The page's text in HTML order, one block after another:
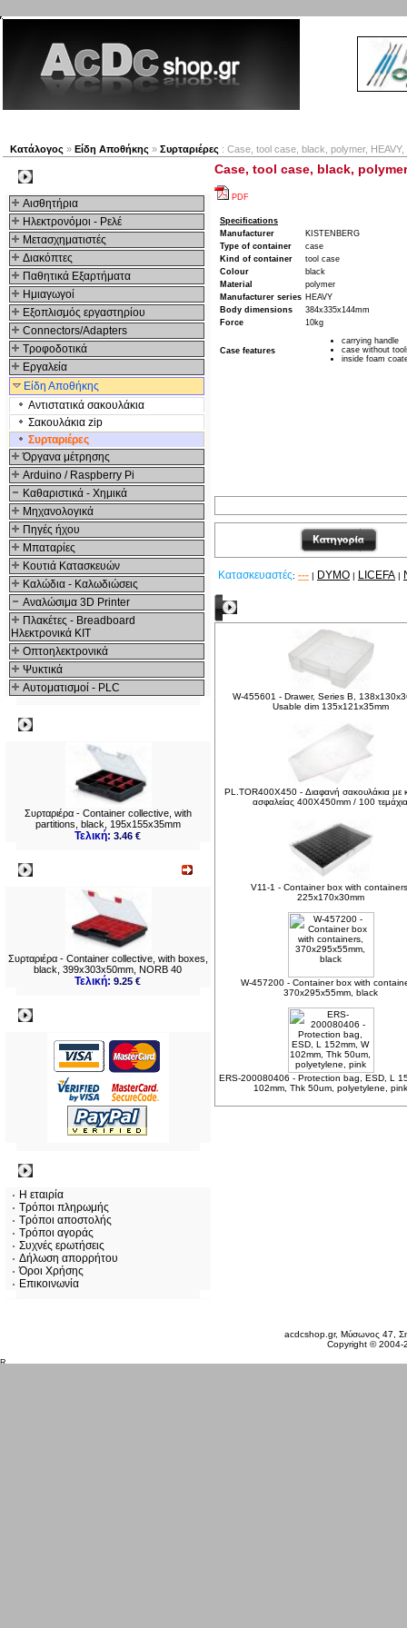
Κατάλογος » Είδη Αποθήκης » Συρταριέρες : Case, tool case, black, polymer,
Αισθητήρια
Ηλεκτρονόμοι - Ρελέ
Μετασχηματιστές
Διακόπτες
Παθητικά Εξαρτήματα
Hμιαγωγοί
Εξοπλισμός εργαστηρίου
Connectors/Adapters
Τροφοδοτικά
Εργαλεία
Είδη Αποθήκης
Αντιστατικά σακουλάκια
Σακουλάκια zip
Συρταριέρες
Όργανα μέτρησης
Arduino / Raspberry Pi
Καθαριστικά - Χημικά
Μηχανολογικά
Πηγές ήχου
Μπαταρίες
Κουτιά Κατασκευών
Καλώδια - Καλωδιώσεις
Αναλώσιμα 3D Printer
Πλακέτες - Breadboard
Ηλεκτρονικά ΚΙΤ
Οπτοηλεκτρονικά
Ψυκτικά
Αυτοματισμοί - PLC
Συρταριέρα - Container collective, with
partitions, black, 195x155x35mm
Τελική:3.46 €
Συρταριέρα - Container collective, with boxes,
black, 399x303x50mm, NORB 40
Τελική:9.25 €
Η εταιρία
Τρόποι πληρωμής
Τρόποι αποστολής
Τρόποι αγοράς
Συχνές ερωτήσεις
Δήλωση απορρήτου
Όροι Χρήσης
Επικοινωνία
Case, tool case, black,
PDF
Specifications
Manufacturer
KISTENBERG
Type of container
case
Kind of container
tool case
Colour
black
Material
polymer
Manufacturer series HEAVY
Body dimensions
384x335x144mm
Force
10kg
Case features
carrying handle
case without
inside foam
Κατασκευαστές: --- | DYMO | LICEFA |
W-455601 - Drawer, Series B,
Usable dim 135x121x35mm
PL.TOR400X450 - Διαφανή σακουλάκια με
ασφαλείας 400X450mm / 100
V11-1 - Container box with
225x170x30mm
W-457200 - Container box with
370x295x55mm, black
ERS-200080406 - Protection bag, ESD, L
102mm, Thk 50um, polyetylene, pink
acdcshop.gr, Μύσωνος 47,
Copyright ©